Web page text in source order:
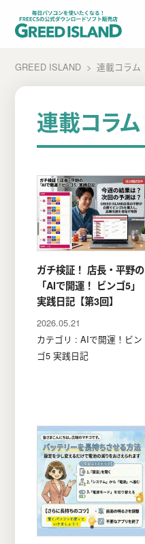
GREED ISLAND 連載コラム
連載コラム
ガチ検証！ 店長・平野の
「AIで開運！ ビンゴ5」
実践日記【第3回】
2026.05.21
カテゴリ : AIで開運！ビン
ゴ5 実践日記